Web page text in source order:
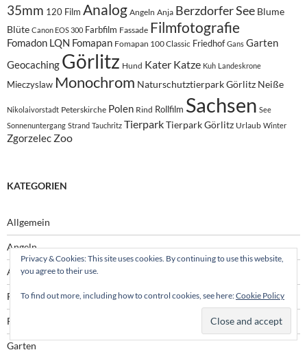
35mm 120 Film Analog Angeln Anja Berzdorfer See Blume
Blüte Canon EOS 300 Farbfilm Fassade Filmfotografie
Fomadon LQN Fomapan Fomapan 100 Classic Friedhof Gans Garten
Geocaching Görlitz Hund Kater Katze Kuh Landeskrone
Mieczyslaw Monochrom Naturschutztierpark Görlitz Neiße
Nikolaivorstadt Peterskirche Polen Rind Rollfilm Sachsen See
Sonnenuntergang Strand Tauchritz TierparkTierpark Görlitz Urlaub Winter
Zgorzelec Zoo
KATEGORIEN
Allgemein
Angeln
Ausflüge
Filmfotografie
Fotos
Garten
Privacy & Cookies: This site uses cookies. By continuing to use this website,
you agree to their use.
To find out more, including how to control cookies, see here:Cookie Policy